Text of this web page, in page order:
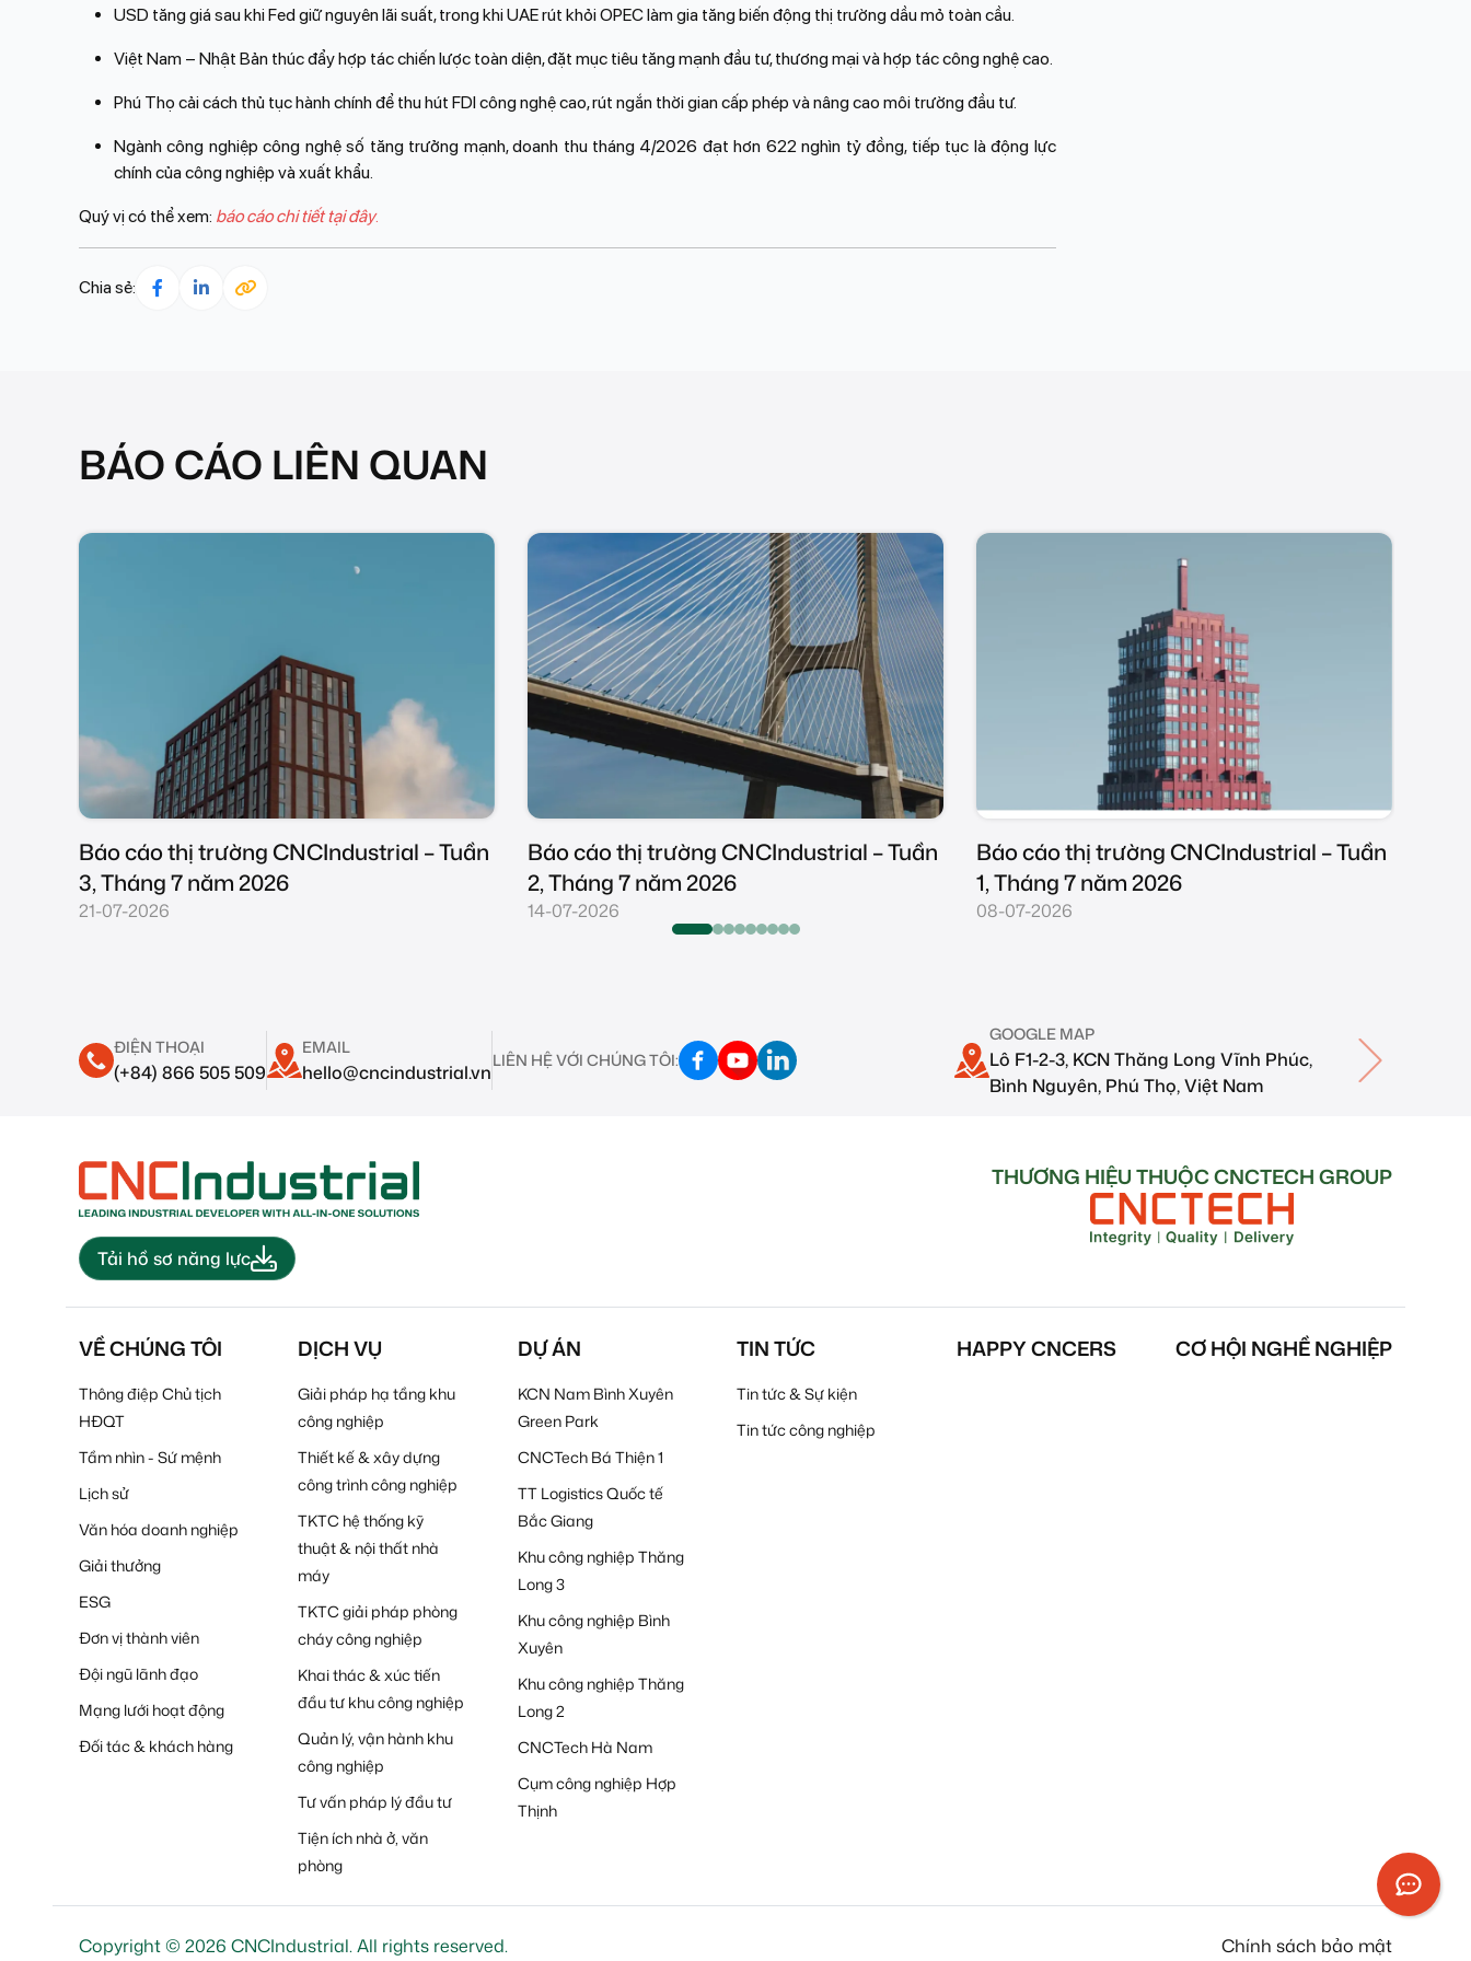
USD tăng giá sau khi Fed giữ nguyên lãi suất, trong khi UAE rút khỏi OPEC làm gia tăng biến động thị trường dầu mỏ toàn cầu.
Việt Nam – Nhật Bản thúc đẩy hợp tác chiến lược toàn diện, đặt mục tiêu tăng mạnh đầu tư, thương mại và hợp tác công nghệ cao.
Phú Thọ cải cách thủ tục hành chính để thu hút FDI công nghệ cao, rút ngắn thời gian cấp phép và nâng cao môi trường đầu tư.
Ngành công nghiệp công nghệ số tăng trưởng mạnh, doanh thu tháng 4/2026 đạt hơn 622 nghìn tỷ đồng, tiếp tục là động lực
chính của công nghiệp và xuất khẩu.
Quý vị có thể xem: báo cáo chi tiết tại đây.
Chia sẻ:
BÁO CÁO LIÊN QUAN
Báo cáo thị trường CNCIndustrial – Tuần
2, Tháng 7 năm 2026
14-07-2026
Báo cáo thị trường CNCIndustrial – Tuần
1, Tháng 7 năm 2026
08-07-2026
Báo cáo thị trường CNCIndustrial – Tuần
4, Tháng 6 năm 2026
08-07-2026
ĐIỆN THOẠI
(+84) 866 505 509
EMAIL
hello@cncindustrial.vn
LIÊN HỆ VỚI CHÚNG TÔI:
GOOGLE MAP
Lô F1-2-3, KCN Thăng Long Vĩnh Phúc,
Bình Nguyên, Phú Thọ, Việt Nam
Tải hồ sơ năng lực
THƯƠNG HIỆU THUỘC CNCTECH GROUP
VỀ CHÚNG TÔI
Thông điệp Chủ tịch
HĐQT
Tầm nhìn - Sứ mệnh
Lịch sử
Văn hóa doanh nghiệp
Giải thưởng
ESG
Đơn vị thành viên
Đội ngũ lãnh đạo
Mạng lưới hoạt động
Đối tác & khách hàng
DỊCH VỤ
Giải pháp hạ tầng khu
công nghiệp
Thiết kế & xây dựng
công trình công nghiệp
TKTC hệ thống kỹ
thuật & nội thất nhà
máy
TKTC giải pháp phòng
cháy công nghiệp
Khai thác & xúc tiến
đầu tư khu công nghiệp
Quản lý, vận hành khu
công nghiệp
Tư vấn pháp lý đầu tư
Tiện ích nhà ở, văn
phòng
DỰ ÁN
KCN Nam Bình Xuyên
Green Park
CNCTech Bá Thiện 1
TT Logistics Quốc tế
Bắc Giang
Khu công nghiệp Thăng
Long 3
Khu công nghiệp Bình
Xuyên
Khu công nghiệp Thăng
Long 2
CNCTech Hà Nam
Cụm công nghiệp Hợp
Thịnh
TIN TỨC
Tin tức & Sự kiện
Tin tức công nghiệp
HAPPY CNCERS CƠ HỘI NGHỀ NGHIỆP
Copyright © 2026 CNCIndustrial. All rights reserved. Chính sách bảo mật